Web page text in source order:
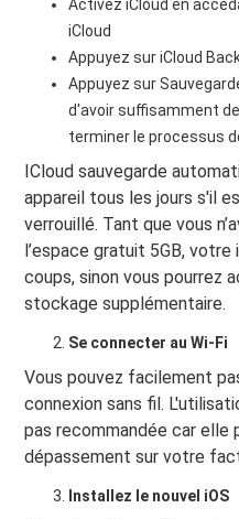
Activez iCloud en
iCloud
Appuyez sur iCloud
Appuyez sur
d'avoir suffisamment
terminer le processus
ICloud sauvegarde
appareil tous les jours s'il
verrouillé. Tant que vous
l’espace gratuit 5GB, votre
coups, sinon vous pourrez
stockage supplémentaire.
Se connecter au Wi-Fi
Vous pouvez facilement
connexion sans fil.
pas recommandée car elle
dépassement sur votre
Installez le nouvel iOS